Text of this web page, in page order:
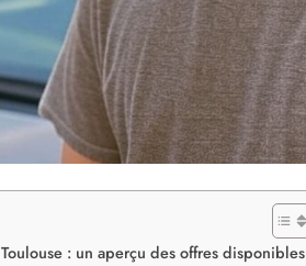
: un aperçu des offres disponibles